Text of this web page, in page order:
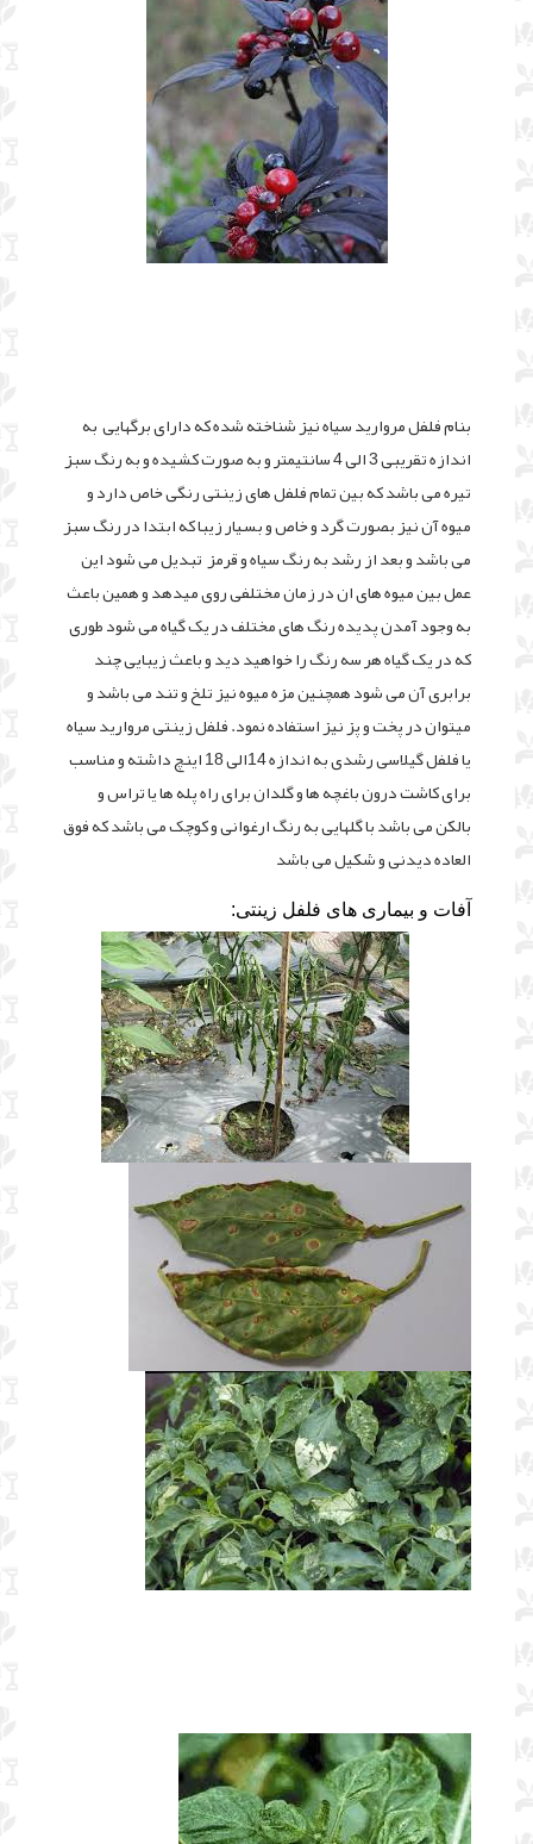
بنام فلفل مروارید سیاه نیز شناخته شده که دارای برگهایی به
اندازه تقریبی 3 الی 4 سانتیمتر و به صورت کشیده و به رنگ سبز
تیره می باشد که بین تمام فلفل های زینتی رنگی خاص دارد و
میوه آن نیز بصورت گرد و خاص و بسیار زیبا که ابتدا در رنگ سبز
می باشد و بعد از رشد به رنگ سیاه و قرمز تبدیل می شود این
عمل بین میوه های ان در زمان مختلفی روی میدهد و همین باعث
به وجود آمدن پدیده رنگ های مختلف در یک گیاه می شود طوری
که در یک گیاه هر سه رنگ را خواهید دید و باعث زیبایی چند
برابری آن می شود همچنین مزه میوه نیز تلخ و تند می باشد و
میتوان در پخت و پز نیز استفاده نمود. فلفل زینتی مروارید سیاه
یا فلفل گیلاسی رشدی به اندازه 14الی 18 اینچ داشته و مناسب
برای کاشت درون باغچه ها و گلدان برای راه پله ها یا تراس و
بالکن می باشد با گلهایی به رنگ ارغوانی و کوچک می باشد که فوق
العاده دیدنی و شکیل می باشد
آفات و بیماری های فلفل زینتی: